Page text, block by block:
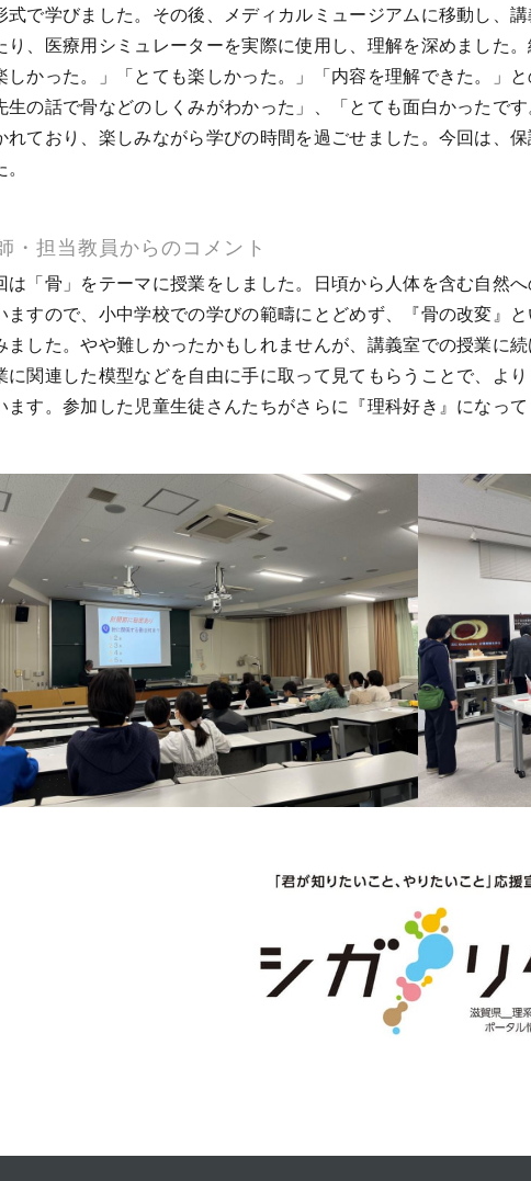
式で学びました。その後、メディカルミュージアムに移動し、
り、医療用シミュレーターを実際に使用し、理解を深めました
しかった。」「とても楽しかった。」「内容を理解できた。」
生の話で骨などのしくみがわかった」、「とても面白かったで
れており、楽しみながら学びの時間を過ごせました。今回は、
・担当教員からのコメント
は「骨」をテーマに授業をしました。日頃から人体を含む自然
ますので、小中学校での学びの範疇にとどめず、『骨の改変』
ました。やや難しかったかもしれませんが、講義室での授業に
に関連した模型などを自由に手に取って見てもらうことで、よ
ます。参加した児童生徒さんたちがさらに『理科好き』になって